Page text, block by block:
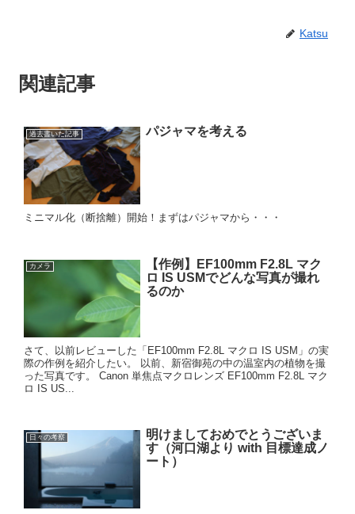
Katsu
関連記事
過去書いた記事 パジャマを考える
ミニマル化（断捨離）開始！まずはパジャマから・・・
カメラ
【作例】EF100mm F2.8L マク
ロ IS USMでどんな写真が撮れ
るのか
さて、以前レビューした「EF100mm F2.8L マクロ IS USM」の実
際の作例を紹介したい。 以前、新宿御苑の中の温室内の植物を撮
った写真です。 Canon 単焦点マクロレンズ EF100mm F2.8L マク
ロ IS US...
日々の考察
明けましておめでとうございま
す（河口湖より with 目標達成ノ
ート）